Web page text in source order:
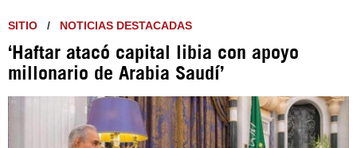
http://twitter.com/nexo_latino
https://t.me/hispantvcanal
https://urmedium.com/c/hispantv
Instagram como: hispan_tv
SITIO / NOTICIAS DESTACADAS
‘Haftar atacó capital libia con apoyo
millonario de Arabia Saudí’